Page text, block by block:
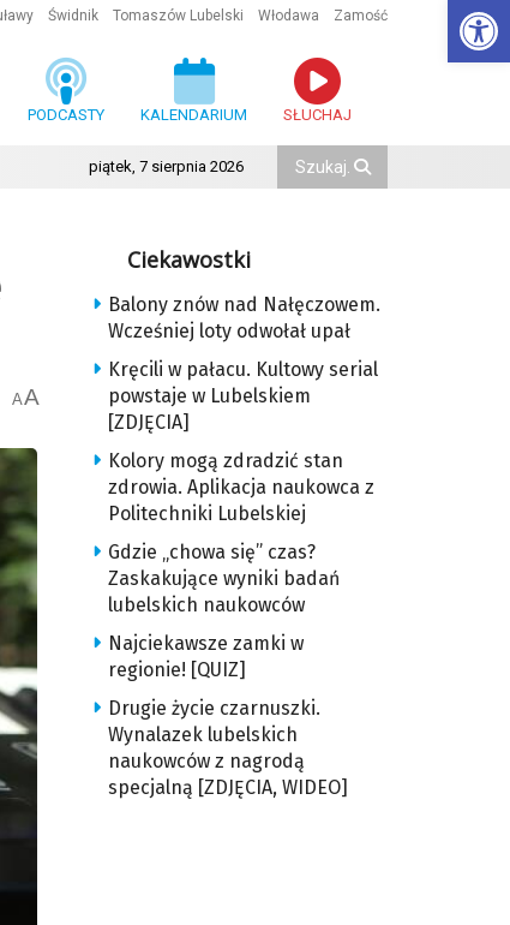
Świdnik Tomaszów Lubelski Włodawa Zamość
PODCASTY KALENDARIUM SŁUCHAJ
piątek, 7 sierpnia 2026
AA
Ciekawostki
Balony znów nad Nałęczowem.
Wcześniej loty odwołał upał
Kręcili w pałacu. Kultowy serial
powstaje w Lubelskiem
[ZDJĘCIA]
Kolory mogą zdradzić stan
zdrowia. Aplikacja naukowca z
Politechniki Lubelskiej
Gdzie „chowa się” czas?
Zaskakujące wyniki badań
lubelskich naukowców
Najciekawsze zamki w
regionie! [QUIZ]
Drugie życie czarnuszki.
Wynalazek lubelskich
naukowców z nagrodą
specjalną [ZDJĘCIA, WIDEO]